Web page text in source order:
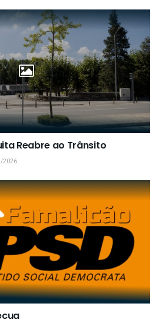
Reabre ao Trânsito
2026